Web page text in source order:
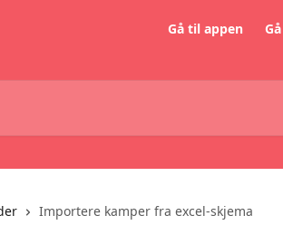
Gå til appen
Importere kamper fra excel-skjema